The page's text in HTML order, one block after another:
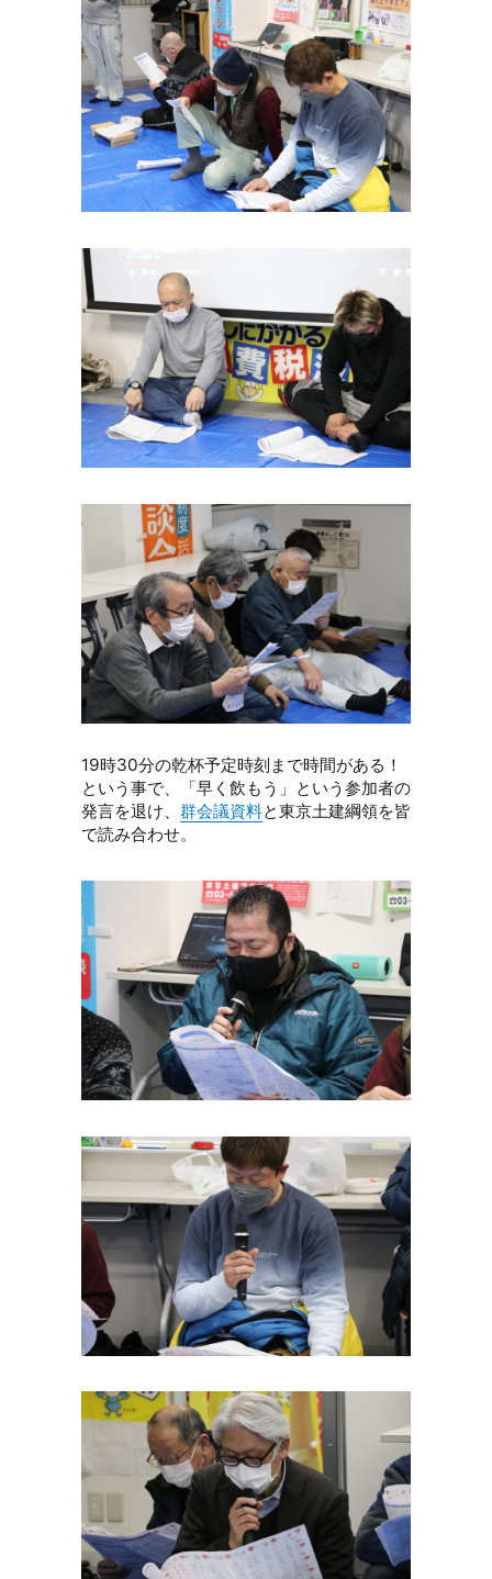
19時30分の乾杯予定時刻まで時間がある！
という事で、「早く飲もう」という参加者の
発言を退け、 群会議資料と東京土建綱領を皆
で読み合わせ。